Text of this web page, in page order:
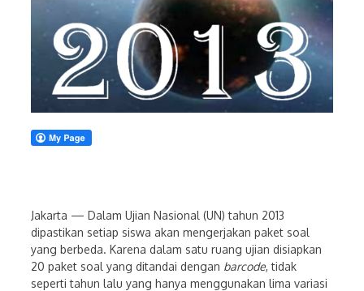
Jakarta — Dalam Ujian Nasional (UN) tahun 2013
dipastikan setiap siswa akan mengerjakan paket soal
yang berbeda. Karena dalam satu ruang ujian disiapkan
20 paket soal yang ditandai dengan barcode, tidak
seperti tahun lalu yang hanya menggunakan lima variasi